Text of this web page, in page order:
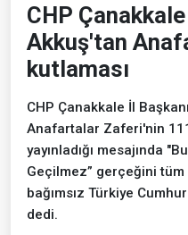
CHP
Akkuş'tan
kutlaması
CHP Çanakkale İl
Anafartalar Zaferi'nin
yayınladığı mesajında
Geçilmez” gerçeğini
bağımsız Türkiye
dedi.